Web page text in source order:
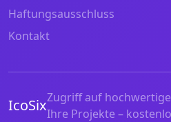
Haftungsausschluss
Kontakt
IcoSixZugriff auf
Ihre Projekte –